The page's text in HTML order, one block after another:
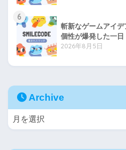
6
斬新なゲームアイデ
個性が爆発した一日
2026年8月5日
Archive